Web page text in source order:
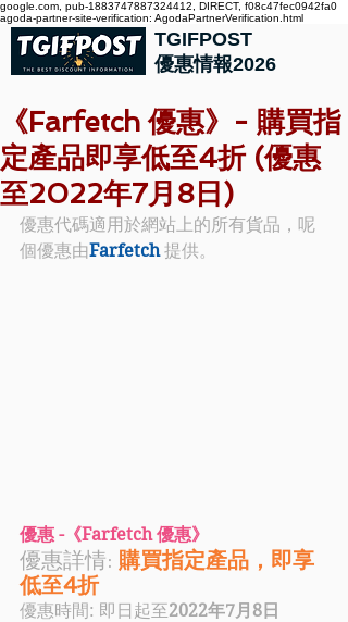
google.com, pub-1883747887324412, DIRECT, f08c47fec0942fa0
agoda-partner-site-verification: AgodaPartnerVerification.html
TGIFPOST
優惠情報2026
《Farfetch 優惠》- 購買指
定產品即享低至4折 (優惠
至2022年7月8日)
優惠代碼適用於網站上的所有貨品，呢
個優惠由Farfetch 提供。
優惠 -《Farfetch 優惠》
優惠詳情: 購買指定產品，即享
低至4折
優惠時間: 即日起至2022年7月8日